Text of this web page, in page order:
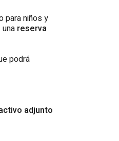
para niños y
reserva
podrá
adjunto